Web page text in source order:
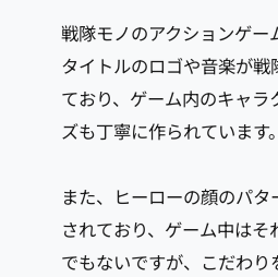
戦隊モノのアクションゲー
タイトルのロゴや音楽が戦
ており、ゲーム内のキャラ
ズも丁寧に作られています。
また、ヒーローの顔のパ
されており、ゲーム中はそ
でもないですが、こだわり